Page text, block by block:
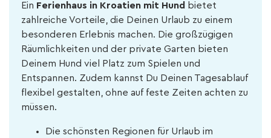
Ein Ferienhaus in Kroatien mit Hund
bietet
zahlreiche Vorteile, die Deinen Urlaub zu einem
besonderen Erlebnis machen. Die großzügigen
Räumlichkeiten und der private Garten bieten
Deinem Hund viel Platz zum Spielen und
Entspannen. Zudem kannst Du Deinen Tagesablauf
flexibel gestalten, ohne auf feste Zeiten achten zu
müssen.
Die schönsten Regionen für Urlaub im